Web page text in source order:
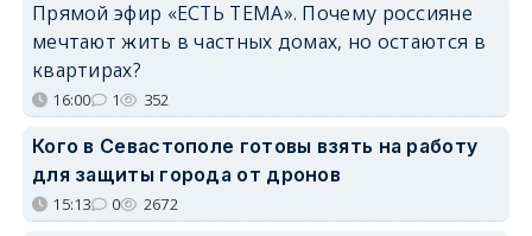
Прямой эфир «ЕСТЬ ТЕМА». Почему россияне
мечтают жить в частных домах, но остаются в
квартирах?
16:00 1 352
Кого в Севастополе готовы взять на работу
для защиты города от дронов
15:13 0 2672